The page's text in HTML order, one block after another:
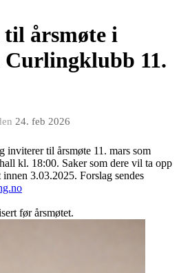
årsmøte i
11.
24. feb 2026
inviterer til årsmøte 11. mars som
kl. 18:00. Saker som dere vil ta opp
3.03.2025. Forslag sendes
før årsmøtet.